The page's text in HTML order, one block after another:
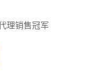
理销售冠军